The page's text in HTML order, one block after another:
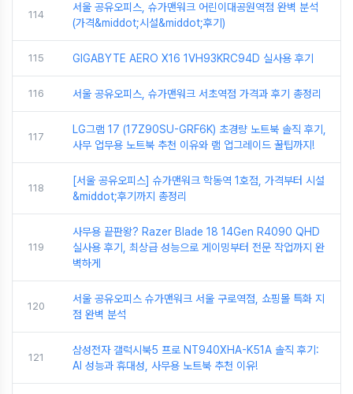
114
서울 공유오피스, 슈가맨워크 어린이대공원역점 완벽 분석
(가격&middot;시설&middot;후기)
115 GIGABYTE AERO X16 1VH93KRC94D 실사용 후기
116 서울 공유오피스, 슈가맨워크 서초역점 가격과 후기 총정리
117
LG그램 17 (17Z90SU-GRF6K) 초경량 노트북 솔직 후기,
사무 업무용 노트북 추천 이유와 램 업그레이드 꿀팁까지!
118
[서울 공유오피스] 슈가맨워크 학동역 1호점, 가격부터 시설
&middot;후기까지 총정리
119
사무용 끝판왕? Razer Blade 18 14Gen R4090 QHD
실사용 후기, 최상급 성능으로 게이밍부터 전문 작업까지 완
벽하게
120
서울 공유오피스 슈가맨워크 서울 구로역점, 쇼핑몰 특화 지
점 완벽 분석
121
삼성전자 갤럭시북5 프로 NT940XHA-K51A 솔직 후기:
AI 성능과 휴대성, 사무용 노트북 추천 이유!